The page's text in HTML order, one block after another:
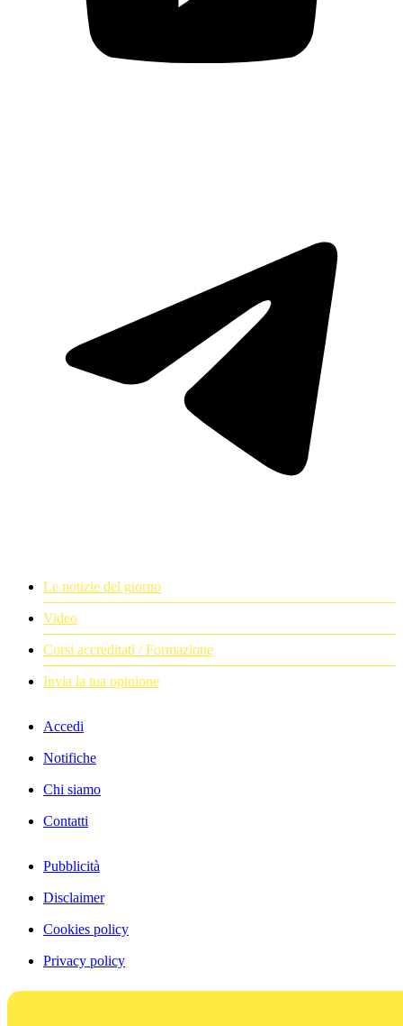
Le notizie del giorno
Video
Corsi accreditati / Formazione
Invia la tua opinione
Accedi
Notifiche
Chi siamo
Contatti
Pubblicità
Disclaimer
Cookies policy
Privacy policy